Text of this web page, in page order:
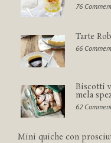
76
Tarte
66
Biscotti
mela
62
Mini quiche con